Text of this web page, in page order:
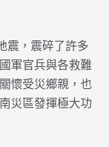
震 ，震碎了許多
軍官兵與各救難
懷受災鄉親，也
災區發揮極大功